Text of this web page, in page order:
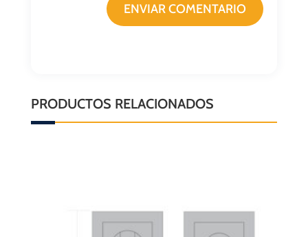
ENVIAR COMENTARIO
PRODUCTOS RELACIONADOS